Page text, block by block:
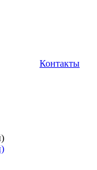
Контакты